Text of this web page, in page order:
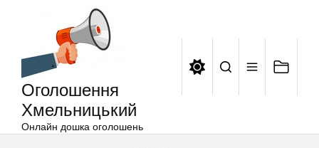
Оголошення
Хмельницький
Онлайн дошка оголошень